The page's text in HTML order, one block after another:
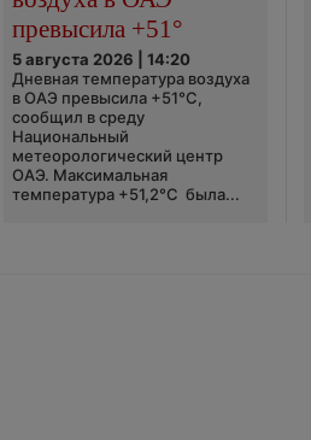
превысила +51°
5 августа 2026 | 14:20
Дневная температура воздуха
в ОАЭ превысила +51°C,
сообщил в среду
Национальный
метеорологический центр
ОАЭ. Максимальная
температура +51,2°C была...